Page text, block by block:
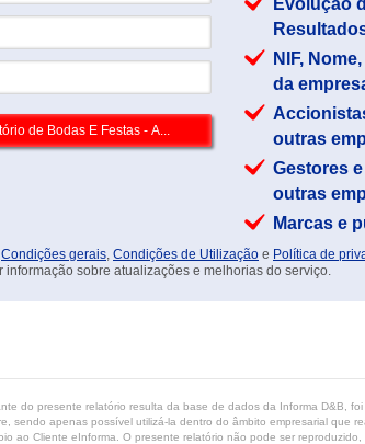
Evolução
NIF,
da
outras
Gestores
outras
Marcas e
Condições gerais, Condições de Utilização e Política de
informação sobre atualizações e melhorias do serviço.
do presente relatório resulta da base de dados da Informa D&B,
sendo apenas possível utilizá-la dentro do âmbito empresarial que
ao Cliente eInforma. O presente relatório não pode ser